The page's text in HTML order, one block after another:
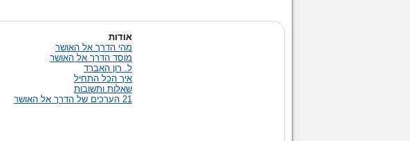
אודות
מהי הדרך אל האושר
מוסד הדרך אל האושר
ל. רון האברד
איך הכל התחיל
שאלות ותשובות
21 הערכים של הדרך אל האושר